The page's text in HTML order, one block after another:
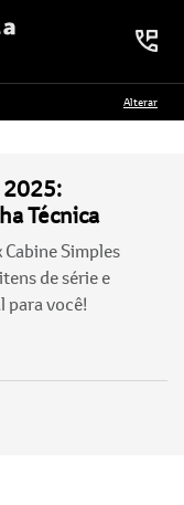
Alterar
2025:
Técnica
Simples
de série e
para você!